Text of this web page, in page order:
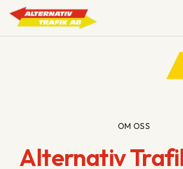
innehåll
KOMMUN & SKOLA
VAGNPARK
OM OSS
Alternativ